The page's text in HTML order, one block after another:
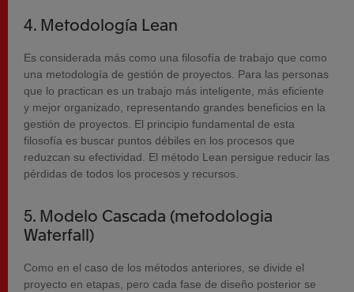
4. Metodología Lean
Es considerada más como una filosofía de trabajo que como
una metodología de gestión de proyectos. Para las personas
que lo practican es un trabajo más inteligente, más eficiente
y mejor organizado, representando grandes beneficios en la
gestión de proyectos. El principio fundamental de esta
filosofía es buscar puntos débiles en los procesos que
reduzcan su efectividad. El método Lean persigue reducir las
pérdidas de todos los procesos y recursos.
5. Modelo Cascada (metodologia
Waterfall)
Como en el caso de los métodos anteriores, se divide el
proyecto en etapas, pero cada fase de diseño posterior se